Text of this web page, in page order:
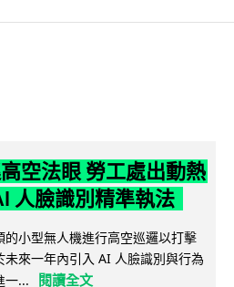
空法眼 勞工處出動熱
人臉識別精準執法
小型無人機進行高空巡邏以打擊
來一年內引入 AI 人臉識別與行為
一...
閱讀全文